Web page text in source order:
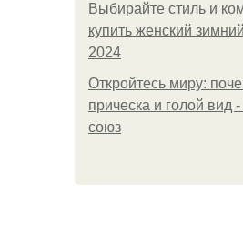
Выбирайте стиль и
купить женский
2024
Откройтесь миру:
прическа и голой вид
союз